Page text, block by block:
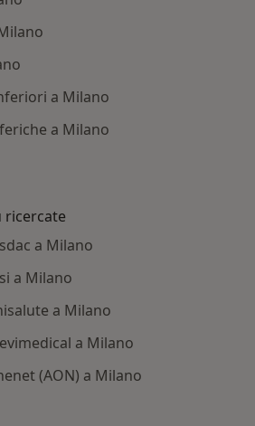
a Milano
a Milano
ricercate
a Milano
a Milano
a Milano
a Milano
(AON) a Milano